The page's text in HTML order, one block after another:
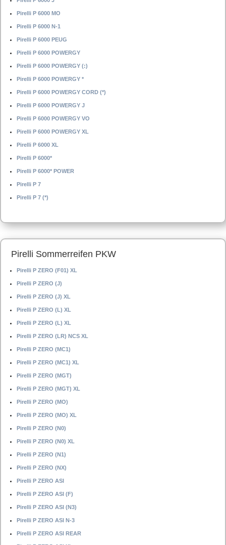
Pirelli P 6000 MO
Pirelli P 6000 N-1
Pirelli P 6000 PEUG
Pirelli P 6000 POWERGY
Pirelli P 6000 POWERGY (:)
Pirelli P 6000 POWERGY *
Pirelli P 6000 POWERGY CORD (*)
Pirelli P 6000 POWERGY J
Pirelli P 6000 POWERGY VO
Pirelli P 6000 POWERGY XL
Pirelli P 6000 XL
Pirelli P 6000*
Pirelli P 6000* POWER
Pirelli P 7
Pirelli P 7 (*)
Pirelli Sommerreifen PKW
Pirelli P ZERO (F01) XL
Pirelli P ZERO (J)
Pirelli P ZERO (J) XL
Pirelli P ZERO (L) XL
Pirelli P ZERO (L) XL
Pirelli P ZERO (LR) NCS XL
Pirelli P ZERO (MC1)
Pirelli P ZERO (MC1) XL
Pirelli P ZERO (MGT)
Pirelli P ZERO (MGT) XL
Pirelli P ZERO (MO)
Pirelli P ZERO (MO) XL
Pirelli P ZERO (N0)
Pirelli P ZERO (N0) XL
Pirelli P ZERO (N1)
Pirelli P ZERO (NX)
Pirelli P ZERO ASI
Pirelli P ZERO ASI (F)
Pirelli P ZERO ASI (N3)
Pirelli P ZERO ASI N-3
Pirelli P ZERO ASI REAR